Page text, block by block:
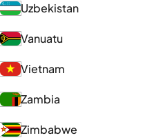
Uzbekistan
Vanuatu
Vietnam
Zambia
Zimbabwe